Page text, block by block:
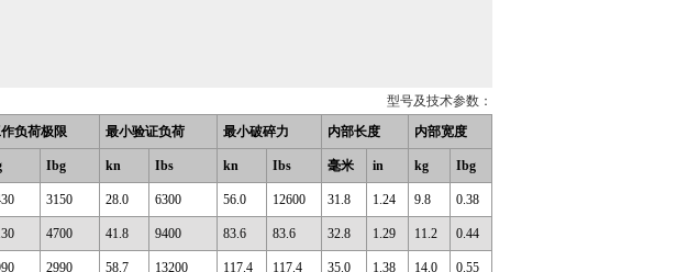
型号及技术参数：
负荷极限 最小验证负荷 最小破碎力 内部长度 内部宽度
Ibg kn Ibs kn Ibs 毫米 in kg Ibg
3150 28.0 6300 56.0 12600 31.8 1.24 9.8 0.38
4700 41.8 9400 83.6 83.6 32.8 1.29 11.2 0.44
2990 58.7 13200 117.4 117.4 35.0 1.38 14.0 0.55